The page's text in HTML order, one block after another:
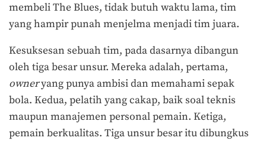
membeli The Blues, tidak butuh waktu lama, tim
yang hampir punah menjelma menjadi tim juara.
Kesuksesan sebuah tim, pada dasarnya dibangun
oleh tiga besar unsur. Mereka adalah, pertama,
owneryang punya ambisi dan memahami sepak
bola. Kedua, pelatih yang cakap, baik soal teknis
maupun manajemen personal pemain. Ketiga,
pemain berkualitas. Tiga unsur besar itu dibungkus